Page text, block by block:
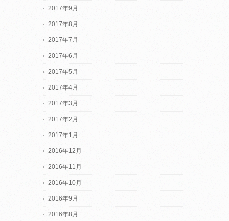
2017年9月
2017年8月
2017年7月
2017年6月
2017年5月
2017年4月
2017年3月
2017年2月
2017年1月
2016年12月
2016年11月
2016年10月
2016年9月
2016年8月